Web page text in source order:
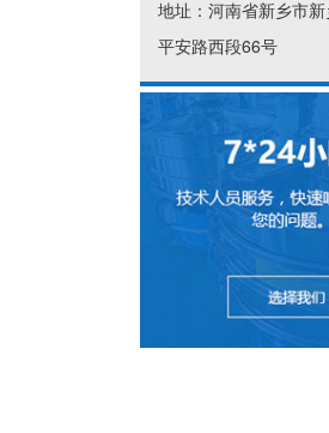
地址：河南省新乡市
平安路西段66号